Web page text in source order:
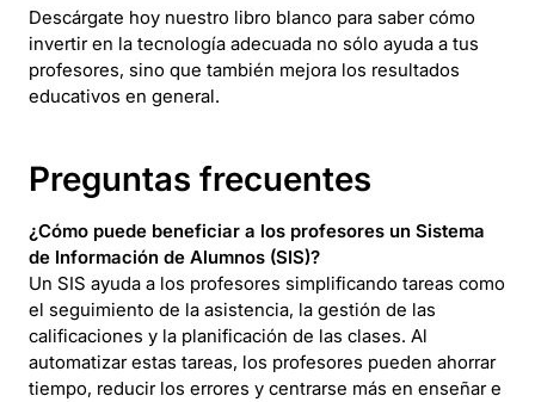
Descárgate hoy nuestro libro blanco para saber cómo
invertir en la tecnología adecuada no sólo ayuda a tus
profesores, sino que también mejora los resultados
educativos en general.
Preguntas frecuentes
¿Cómo puede beneficiar a los profesores un Sistema
de Información de Alumnos (SIS)?
Un SIS ayuda a los profesores simplificando tareas como
el seguimiento de la asistencia, la gestión de las
calificaciones y la planificación de las clases. Al
automatizar estas tareas, los profesores pueden ahorrar
tiempo, reducir los errores y centrarse más en enseñar e